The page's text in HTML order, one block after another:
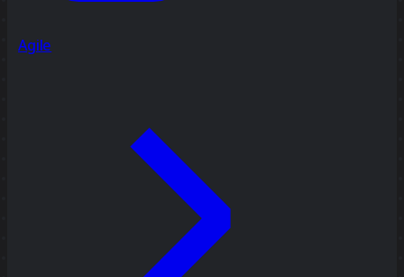
Agile